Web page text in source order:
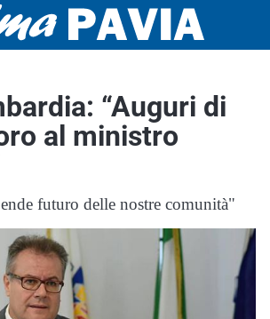
“Auguri di
al ministro
futuro delle nostre comunità"